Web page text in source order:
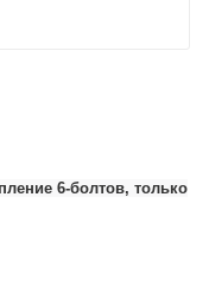
6-болтов, только